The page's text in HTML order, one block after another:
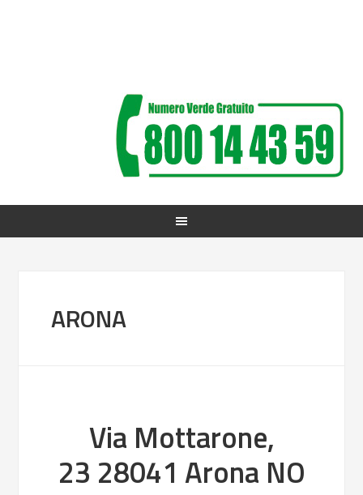
ARONA
Via Mottarone,
23 28041 Arona NO